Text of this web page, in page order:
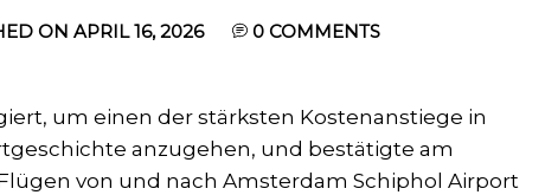
ON APRIL 16, 2026 0 COMMENTS
um einen der stärksten Kostenanstiege in
anzugehen, und bestätigte am
von und nach Amsterdam Schiphol Airport